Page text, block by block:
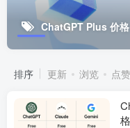
ChatGPT Plus 价格
排序 更新 浏览 点赞